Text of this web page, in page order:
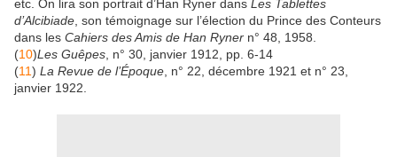
etc. On lira son portrait d’Han Ryner dans Les Tablettes
d’Alcibiade , son témoignage sur l’élection du Prince des Conteurs
dans les Cahiers des Amis de Han Ryner n° 48, 1958.
(10)Les Guêpes , n° 30, janvier 1912, pp. 6-14
(11) La Revue de l’Époque , n° 22, décembre 1921 et n° 23,
janvier 1922.